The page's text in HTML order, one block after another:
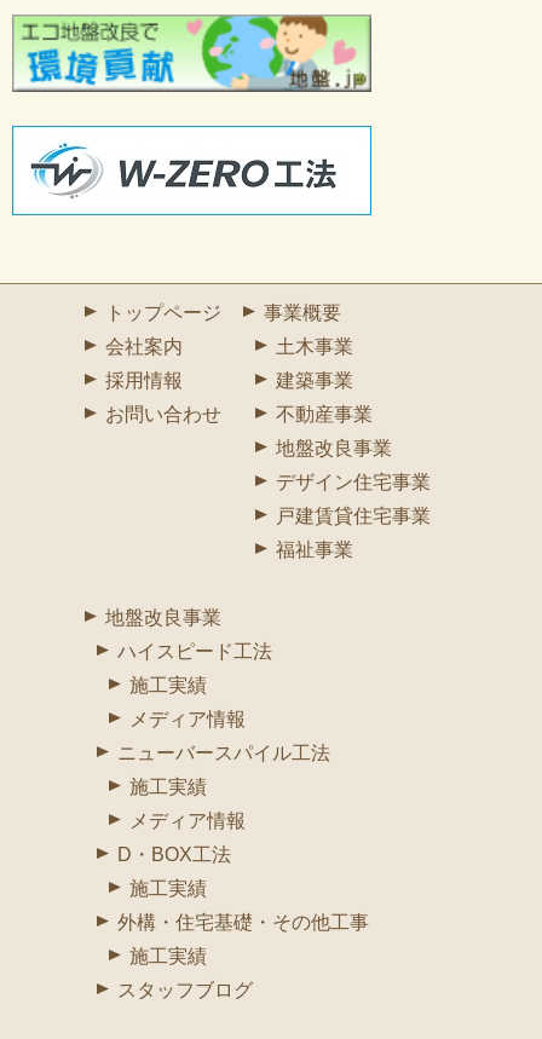
トップページ
会社案内
採用情報
お問い合わせ
事業概要
土木事業
建築事業
不動産事業
地盤改良事業
デザイン住宅事業
戸建賃貸住宅事業
福祉事業
地盤改良事業
ハイスピード工法
施工実績
メディア情報
ニューバースパイル工法
施工実績
メディア情報
D・BOX工法
施工実績
外構・住宅基礎・その他工事
施工実績
スタッフブログ